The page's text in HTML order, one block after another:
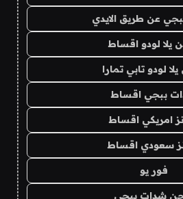
عن طريق الايدي
يلا لودو اقساط
لودو تابي تمارا
ببجي اقساط
امريكي اقساط
سعودي اقساط
فور يو
شدات ببجي